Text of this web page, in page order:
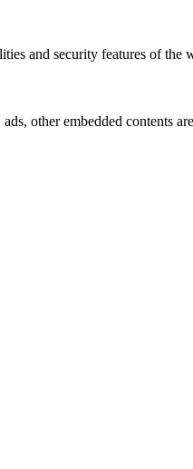
and security features of the
other embedded contents